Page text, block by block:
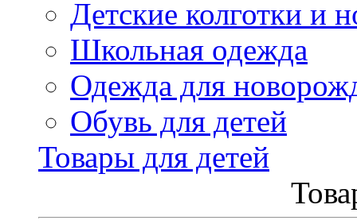
Детские колготки и
Школьная одежда
Одежда для
Обувь для детей
Товары для детей